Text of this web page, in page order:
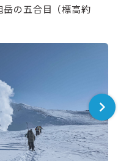
の五合目（標高約